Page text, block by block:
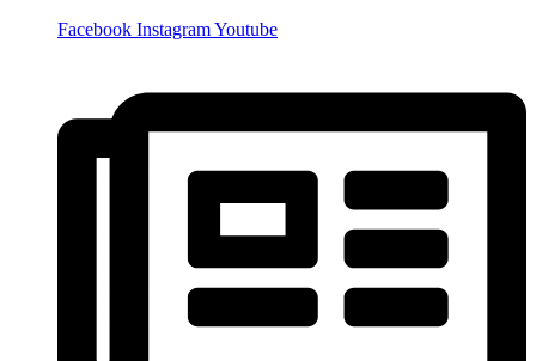
Facebook InstagramYoutube